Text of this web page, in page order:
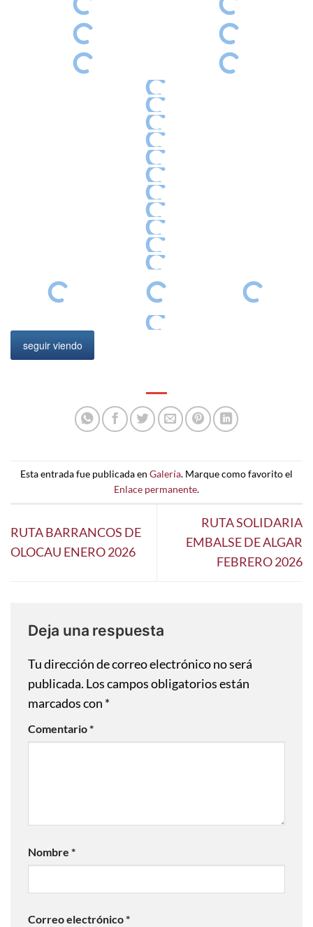
seguir viendo
Esta entrada fue publicada en Galería. Marque como favorito el
Enlace permanente.
RUTA BARRANCOS DE
OLOCAU ENERO 2026
RUTA SOLIDARIA
EMBALSE DE ALGAR
FEBRERO 2026
Deja una respuesta
Tu dirección de correo electrónico no será
publicada. Los campos obligatorios están
marcados con *
Comentario*
Nombre *
Correo electrónico*